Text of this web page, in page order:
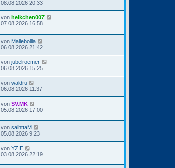
08.08.2026 20:33
von heikchen007
07.08.2026 16:58
von Mallebollia
06.08.2026 21:42
von jubelroemer
06.08.2026 15:25
von waldru
06.08.2026 11:37
von SV.MK
05.08.2026 17:00
von saihttaM
05.08.2026 9:23
von YZIE
03.08.2026 22:19